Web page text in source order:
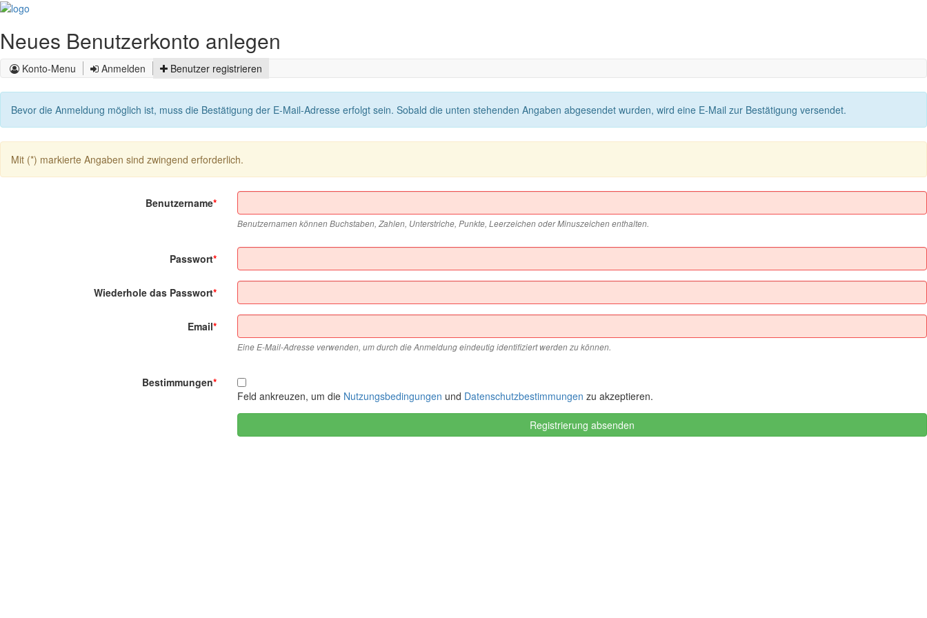
Neues Benutzerkonto anlegen
Konto-Menu Anmelden Benutzer registrieren
Bevor die Anmeldung möglich ist, muss die Bestätigung der E-Mail-Adresse erfolgt sein. Sobald die unten stehenden Angaben abgesendet wurden, wird eine E-Mail zur Bestätigung versendet.
Mit (*) markierte Angaben sind zwingend erforderlich.
Benutzername
Benutzernamen können Buchstaben, Zahlen, Unterstriche, Punkte, Leerzeichen oder Minuszeichen enthalten.
Passwort
Wiederhole das Passwort
Email
Eine E-Mail-Adresse verwenden, um durch die Anmeldung eindeutig identifiziert werden zu können.
Bestimmungen
Feld ankreuzen, um die Nutzungsbedingungen und Datenschutzbestimmungen zu akzeptieren.
Registrierung absenden